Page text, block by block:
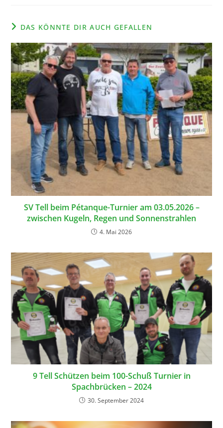
DAS KÖNNTE DIR AUCH GEFALLEN
SV Tell beim Pétanque-Turnier am 03.05.2026 –
zwischen Kugeln, Regen und Sonnenstrahlen
4. Mai 2026
9 Tell Schützen beim 100-Schuß Turnier in
Spachbrücken – 2024
30. September 2024